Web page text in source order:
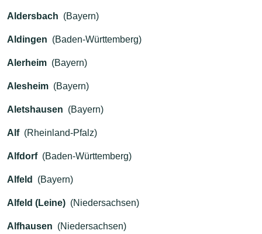
Aldersbach (Bayern)
Aldingen (Baden-Württemberg)
Alerheim (Bayern)
Alesheim (Bayern)
Aletshausen (Bayern)
Alf (Rheinland-Pfalz)
Alfdorf (Baden-Württemberg)
Alfeld (Bayern)
Alfeld (Leine) (Niedersachsen)
Alfhausen (Niedersachsen)